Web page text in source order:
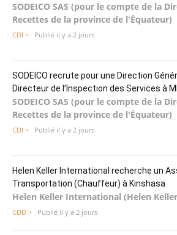
SODEICO SAS (pour le compte de la
Recettes de la province de l'Équateur)
CDI Publié il y a 2 jours
SODEICO recrute pour une Direction
Directeur de l’Inspection des Services à
SODEICO SAS (pour le compte de la
Recettes de la province de l'Équateur)
CDI Publié il y a 2 jours
Helen Keller International recherche un
Transportation (Chauffeur) à Kinshasa
Helen Keller International (Helen
CDD Publié il y a 2 jours